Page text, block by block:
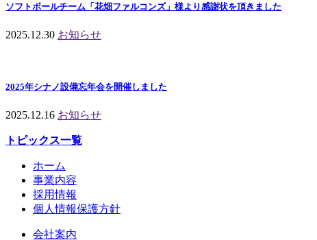
ソフトボールチーム「花畑ファルコンズ」様より感謝状を頂きました
2025.12.30 お知らせ
2025年シナノ設備忘年会を開催しました
2025.12.16 お知らせ
トピックス一覧
ホーム
事業内容
採用情報
個人情報保護方針
会社案内